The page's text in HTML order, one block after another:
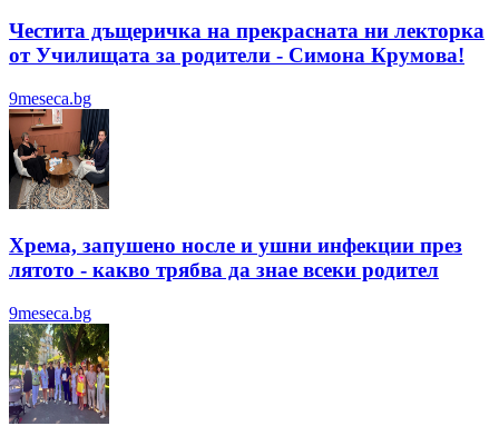
Честита дъщеричка на прекрасната ни лекторка
от Училищата за родители - Симона Крумова!
9meseca.bg
Хрема, запушено носле и ушни инфекции през
лятотo - какво трябва да знае всеки родител
9meseca.bg